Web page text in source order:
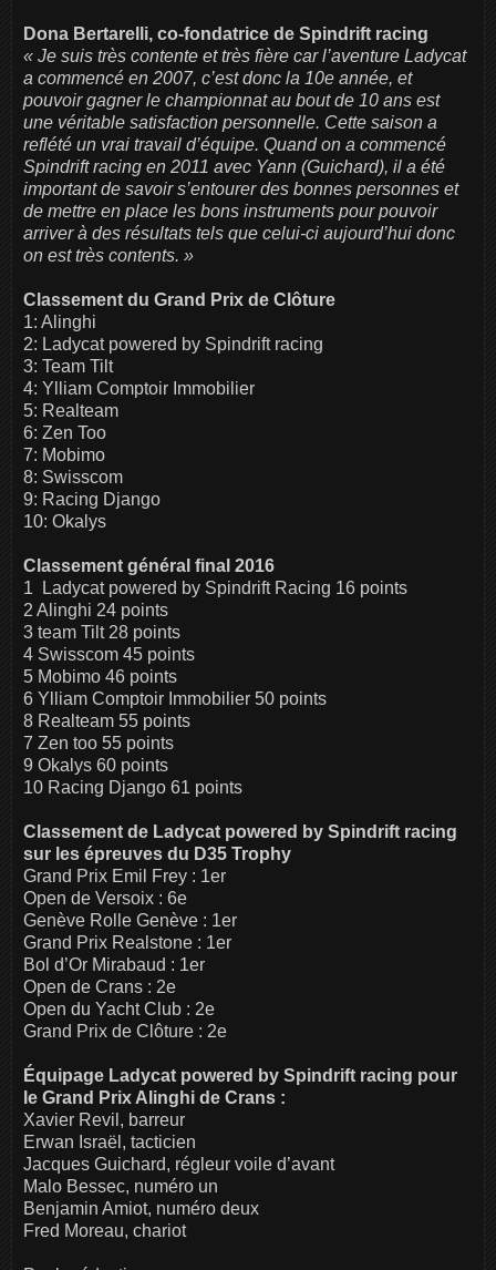
Dona Bertarelli, co-fondatrice de Spindrift racing
« Je suis très contente et très fière car l’aventure Ladycat
a commencé en 2007, c’est donc la 10e année, et
pouvoir gagner le championnat au bout de 10 ans est
une véritable satisfaction personnelle. Cette saison a
reflété un vrai travail d’équipe. Quand on a commencé
Spindrift racing en 2011 avec Yann (Guichard), il a été
important de savoir s’entourer des bonnes personnes et
de mettre en place les bons instruments pour pouvoir
arriver à des résultats tels que celui-ci aujourd’hui donc
on est très contents. »
Classement du Grand Prix de Clôture
1: Alinghi
2: Ladycat powered by Spindrift racing
3: Team Tilt
4: Ylliam Comptoir Immobilier
5: Realteam
6: Zen Too
7: Mobimo
8: Swisscom
9: Racing Django
10: Okalys
Classement général final 2016
1 Ladycat powered by Spindrift Racing 16 points
2 Alinghi 24 points
3 team Tilt 28 points
4 Swisscom 45 points
5 Mobimo 46 points
6 Ylliam Comptoir Immobilier 50 points
8 Realteam 55 points
7 Zen too 55 points
9 Okalys 60 points
10 Racing Django 61 points
Classement de Ladycat powered by Spindrift racing
sur les épreuves du D35 Trophy
Grand Prix Emil Frey : 1er
Open de Versoix : 6e
Genève Rolle Genève : 1er
Grand Prix Realstone : 1er
Bol d’Or Mirabaud : 1er
Open de Crans : 2e
Open du Yacht Club : 2e
Grand Prix de Clôture : 2e
Équipage Ladycat powered by Spindrift racing pour
le Grand Prix Alinghi de Crans :
Xavier Revil, barreur
Erwan Israël, tacticien
Jacques Guichard, régleur voile d’avant
Malo Bessec, numéro un
Benjamin Amiot, numéro deux
Fred Moreau, chariot